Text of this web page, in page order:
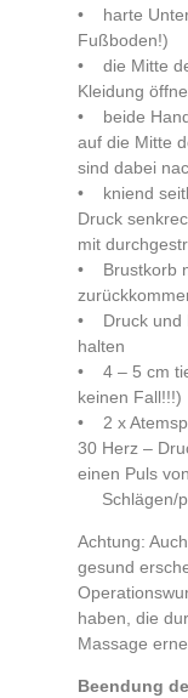
• harte
Fußboden!)
• die Mitte
Kleidung
• beide
auf die Mitte
sind dabei
• kniend
Druck
mit
• Brustkorb
• Druck und
halten
• 4 – 5 cm
keinen Fall!!!)
• 2 x
30 Herz –
einen Puls
Schlägen/
Achtung:
gesund
haben, die
Massage
Beendung